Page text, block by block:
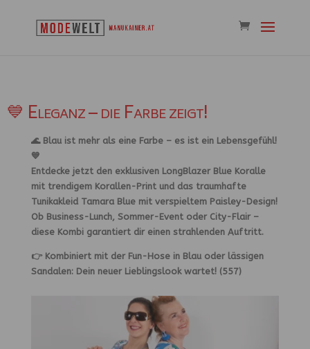
💙 Eleganz – die Farbe zeigt!
🌊 Blau ist mehr als eine Farbe – es ist ein Lebensgefühl!
💙
Entdecke jetzt den exklusiven LongBlazer Blue Koralle
mit trendigem Korallen-Print und das traumhafte
Tunikakleid Tamara Blue mit verspieltem Paisley-Design!
Ob Business-Lunch, Sommer-Event oder City-Flair –
diese Kombi garantiert dir einen strahlenden Auftritt.
👉 Kombiniert mit der Fun-Hose in Blau oder lässigen
Sandalen: Dein neuer Lieblingslook wartet! (557)